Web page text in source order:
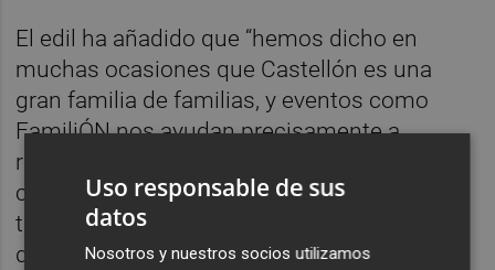
El edil ha añadido que “hemos dicho en
muchas ocasiones que Castellón es una
gran familia de familias, y eventos como
FamiliÓN nos ayudan precisamente a
reforzar ese sentimiento de unión y
convivencia”. El edil ha señalado que este
tipo de iniciativas “permiten crear espacios
de encuentro intergeneracional, fortalecer
Uso responsable de sus
datos
Nosotros y nuestros socios utilizamos